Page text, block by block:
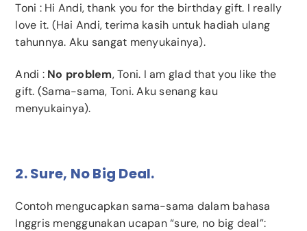
Toni : Hi Andi, thank you for the birthday gift. I really
love it. (Hai Andi, terima kasih untuk hadiah ulang
tahunnya. Aku sangat menyukainya).
Andi : No problem, Toni. I am glad that you like the
gift. (Sama-sama, Toni. Aku senang kau
menyukainya).
2. Sure, No Big Deal.
Contoh mengucapkan sama-sama dalam bahasa
Inggris menggunakan ucapan “sure, no big deal”: